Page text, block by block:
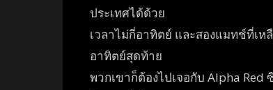
ประเทศได้ด้วย
เวลาไม่กี่อาทิตย์ และสองแมทช์ที่เ
อาทิตย์สุดท้าย
พวกเขาก็ต้องไปเจอกับ Alpha